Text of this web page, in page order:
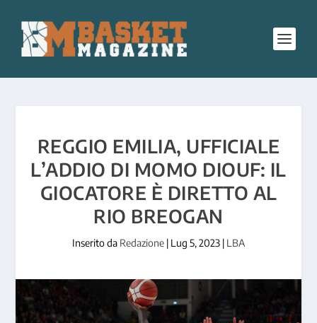
REGGIO EMILIA, UFFICIALE
L’ADDIO DI MOMO DIOUF: IL
GIOCATORE È DIRETTO AL
RIO BREOGAN
Inserito da Redazione | Lug 5, 2023 | LBA